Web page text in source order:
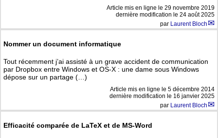
Article mis en ligne le 29 novembre 2019
dernière modification le 24 août 2025
par Laurent Bloch
Nommer un document informatique
Tout récemment j’ai assisté à un grave accident de communication
par Dropbox entre Windows et OS-X : une dame sous Windows
dépose sur un partage (…)
Article mis en ligne le 5 décembre 2014
dernière modification le 16 janvier 2025
par Laurent Bloch
Efficacité comparée de LaTeX et de MS-Word